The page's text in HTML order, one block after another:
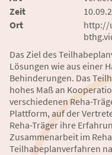
Zeit
Ort
http://
Das Ziel des
Lösungen wie aus einer
Behinderungen. Das
hohes Maß an
verschiedenen Reha-
Plattform, auf der
Reha-Träger ihre
Zusammenarbeit im
Teilhabeplanverfahren